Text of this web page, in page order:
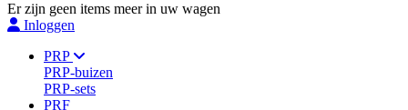
Er zijn geen items meer in uw wagen
Inloggen
PRP
PRP-buizen
PRP-sets
PRF